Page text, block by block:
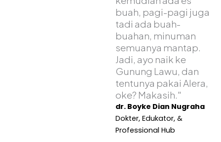
buah, pagi-pagi juga
tadi ada buah-
buahan, minuman
semuanya mantap.
Jadi, ayo naik ke
Gunung Lawu, dan
tentunya pakai Alera,
oke? Makasih."
dr. Boyke Dian Nugraha
Dokter, Edukator, &
Professional Hub